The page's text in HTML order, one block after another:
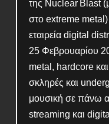
της Nuclear Blast
στο extreme
εταιρεία digital
25 Φεβρουαρίου
metal, hardcore και
σκληρές και
μουσική σε πάνω
streaming και